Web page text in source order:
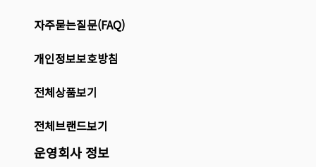
자주묻는질문(FAQ)
개인정보보호방침
전체상품보기
전체브랜드보기
운영회사 정보